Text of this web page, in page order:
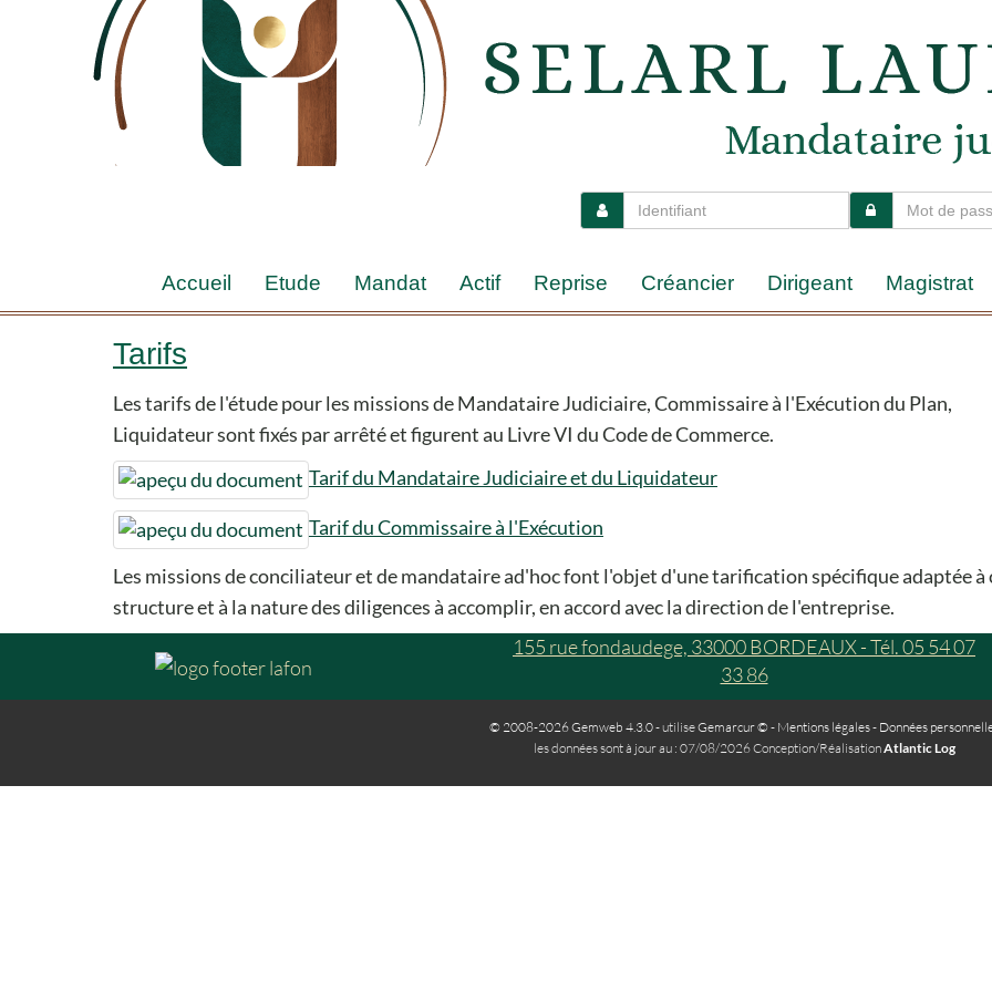
Accueil Etude Mandat Actif Reprise Créancier Dirigeant Magistrat
Tarifs
Les tarifs de l'étude pour les missions de Mandataire Judiciaire, Commissaire à l'Exécution du Plan,
Liquidateur sont fixés par arrêté et figurent au Livre VI du Code de Commerce.
Tarif du Mandataire Judiciaire et du Liquidateur
Tarif du Commissaire à l'Exécution
Les missions de conciliateur et de mandataire ad'hoc font l'objet d'une tarification spécifique adaptée à
structure et à la nature des diligences à accomplir, en accord avec la direction de l'entreprise.
155 rue fondaudege, 33000 BORDEAUX - Tél. 05 54 07
33 86
© 2008-2026 Gemweb 4.3.0- utiliseGemarcur © - Mentions légales- Données
les données sont à jour au : 07/08/2026 Conception/RéalisationAtlantic Log